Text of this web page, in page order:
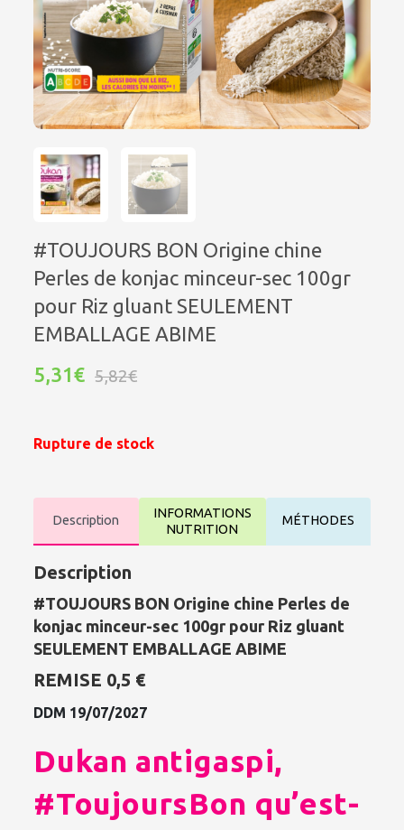
#TOUJOURS BON Origine chine
Perles de konjac minceur-sec 100gr
pour Riz gluant SEULEMENT
EMBALLAGE ABIME
5,31€ 5,82€
Description
INFORMATIONS
NUTRITION
MÉTHODES
Description
#TOUJOURS BON Origine chine Perles de
konjac minceur-sec 100gr pour Riz gluant
SEULEMENT EMBALLAGE ABIME
REMISE 0,5 €
DDM 19/07/2027
Dukan antigaspi,
#ToujoursBon qu’est-
Rupture de stock